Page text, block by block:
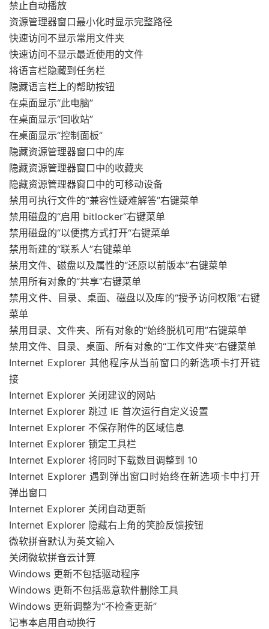
禁止自动播放
资源管理器窗口最小化时显示完整路径
快速访问不显示常用文件夹
快速访问不显示最近使用的文件
将语言栏隐藏到任务栏
隐藏语言栏上的帮助按钮
在桌面显示“此电脑”
在桌面显示“回收站”
在桌面显示“控制面板”
隐藏资源管理器窗口中的库
隐藏资源管理器窗口中的收藏夹
隐藏资源管理器窗口中的可移动设备
禁用可执行文件的“兼容性疑难解答”右键菜单
禁用磁盘的“启用 bitlocker“右键菜单
禁用磁盘的“以便携方式打开“右键菜单
禁用新建的“联系人”右键菜单
禁用文件、磁盘以及属性的“还原以前版本”右键菜单
禁用所有对象的“共享”右键菜单
禁用文件、目录、桌面、磁盘以及库的“授予访问权限”右键
菜单
禁用目录、文件夹、所有对象的“始终脱机可用”右键菜单
禁用文件、目录、桌面、所有对象的“工作文件夹”右键菜单
Internet Explorer 其他程序从当前窗口的新选项卡打开链
接
Internet Explorer 关闭建议的网站
Internet Explorer 跳过 IE 首次运行自定义设置
Internet Explorer 不保存附件的区域信息
Internet Explorer 锁定工具栏
Internet Explorer 将同时下载数目调整到 10
Internet Explorer 遇到弹出窗口时始终在新选项卡中打开
弹出窗口
Internet Explorer 关闭自动更新
Internet Explorer 隐藏右上角的笑脸反馈按钮
微软拼音默认为英文输入
关闭微软拼音云计算
Windows 更新不包括驱动程序
Windows 更新不包括恶意软件删除工具
Windows 更新调整为“不检查更新”
记事本启用自动换行